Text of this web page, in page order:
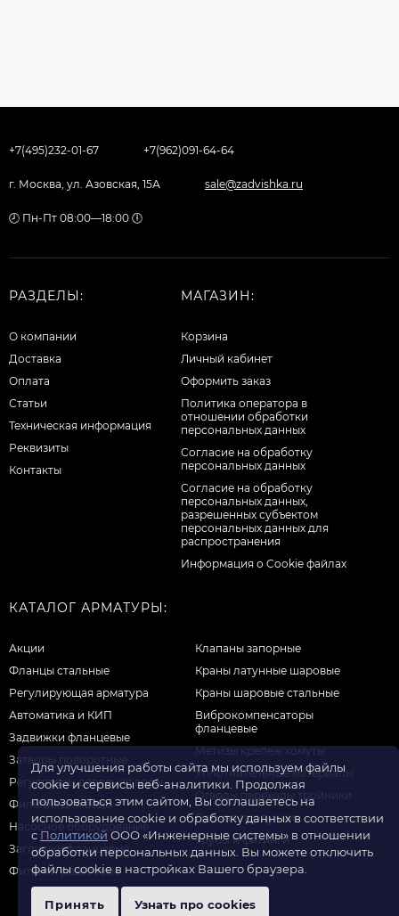
+7(495)232-01-67 +7(962)091-64-64
г. Москва, ул. Азовская, 15А sale@zadvishka.ru
🕗 Пн-Пт 08:00—18:00 🕕
РАЗДЕЛЫ:
О компании
Доставка
Оплата
Статьи
Техническая информация
Реквизиты
Контакты
МАГАЗИН:
Корзина
Личный кабинет
Оформить заказ
Политика оператора в
отношении обработки
персональных данных
Согласие на обработку
персональных данных
Cогласие на обработку
персональных данных,
разрешенных субъектом
персональных данных для
распространения
Информация о Cookie файлах
КАТАЛОГ АРМАТУРЫ:
Акции
Фланцы стальные
Регулирующая арматура
Автоматика и КИП
Задвижки фланцевые
Затворы поворотные
Регуляторы давления воды
Фильтры для воды
Насосное оборудование
Заглушки фланцевые
Фитинги резьбовые
Клапаны запорные
Краны латунные шаровые
Краны шаровые стальные
Виброкомпенсаторы
фланцевые
Метизы крепеж хомуты
Уплотнительные материалы
Отводы переходы тройники
Прочая продукция
Трубы и фитинги
Для улучшения работы сайта мы используем файлы
cookie и сервисы веб-аналитики. Продолжая
пользоваться этим сайтом, Вы соглашаетесь на
использование cookie и обработку данных в соответствии
с Политикой ООО «Инженерные системы» в отношении
обработки персональных данных. Вы можете отключить
файлы cookie в настройках Вашего браузера.
Принять Узнать про cookies